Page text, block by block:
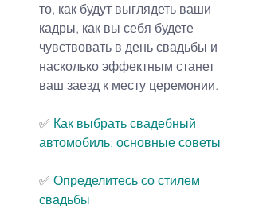
то, как будут выглядеть ваши
кадры, как вы себя будете
чувствовать в день свадьбы и
насколько эффектным станет
ваш заезд к месту церемонии.
✅ Как выбрать свадебный
автомобиль: основные советы
✅ Определитесь со стилем
свадьбы